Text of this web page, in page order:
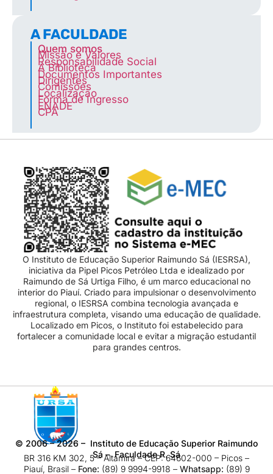
A FACULDADE
Quem somos
Missão e Valores
Responsabilidade Social
A Biblioteca
Documentos Importantes
Dirigentes
Comissões
Localização
Forma de Ingresso
ENADE
CPA
O Instituto de Educação Superior Raimundo Sá (IESRSA),
iniciativa da Pipel Picos Petróleo Ltda e idealizado por
Raimundo de Sá Urtiga Filho, é um marco educacional no
interior do Piauí. Criado para impulsionar o desenvolvimento
regional, o IESRSA combina tecnologia avançada e
infraestrutura completa, visando uma educação de qualidade.
Localizado em Picos, o Instituto foi estabelecido para
fortalecer a comunidade local e evitar a migração estudantil
para grandes centros.
© 2006 – 2026 – Instituto de Educação Superior Raimundo
Sá – Faculdade R. Sá
BR 316 KM 302, 5 – Altamira – CEP: 64602-000 – Picos –
Piauí, Brasil – Fone: (89) 9 9994-9918​ – Whatsapp: (89) 9